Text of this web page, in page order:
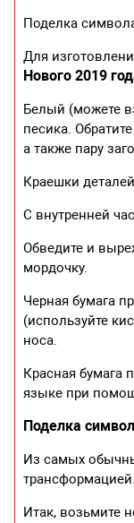
Поделка
Для
Нового 2019
Белый (можете
песика.
а также пару
Краешки
С внутренней
Обведите и
мордочку.
Черная бумага
(используйте
носа.
Красная бумага
языке при
Поделка
Из самых
трансформацией.
Итак, возьмите